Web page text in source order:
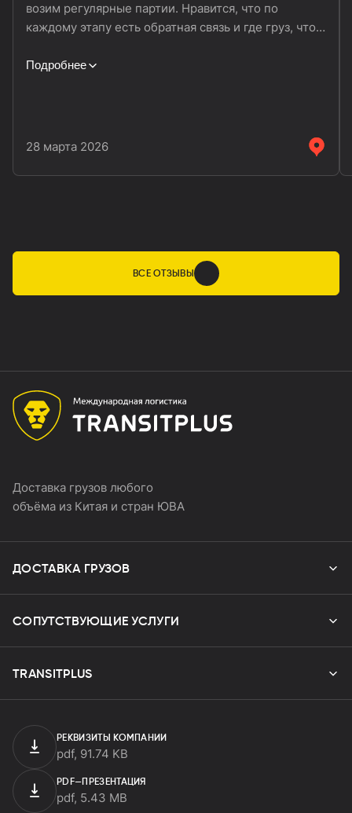
возим регулярные партии. Нравится, что по
каждому этапу есть обратная связь и где груз, что с
приходится лишний раз уточнять и перепрашивать.
идеальном состоянии.
Подробнее
28 марта 2026
ВСЕ ОТЗЫВЫ
Доставка грузов любого
объёма из Китая и стран ЮВА
РЕКВИЗИТЫ КОМПАНИИ
pdf, 91.74 KB
PDF—ПРЕЗЕНТАЦИЯ
pdf, 5.43 MB
ДОСТАВКАГРУЗОВ
Авиадоставка
Китай
Турция
Казахстан
Корея
Сингапур
Тайланд
Вьетнам
Турция
Казахстан
Китай
Казахстан
Морская доставка
Китай
Турция
Саудовская Аравия
Корея
Сингапур
СОПУТСТВУЮЩИЕ УСЛУГИ
Таможенное оформление
Производство и поиск поставщиков
Разрешительная документация
TRANSITPLUS
Компания
База знаний
Поставки
Контакты